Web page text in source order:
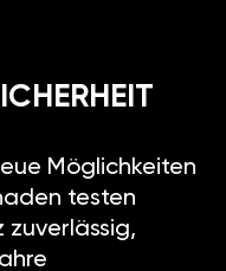
Möglichkeiten
testen
zuverlässig,